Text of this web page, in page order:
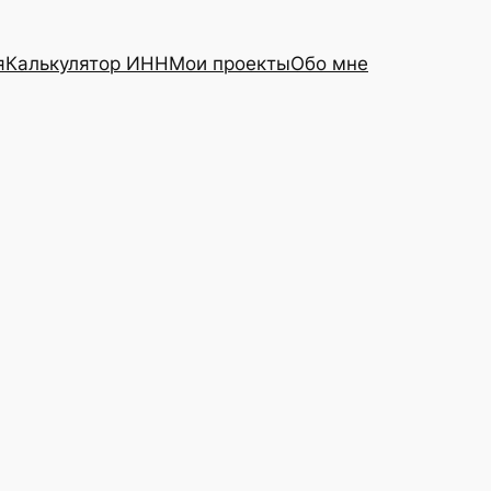
Калькулятор ИННМои проектыОбо мне